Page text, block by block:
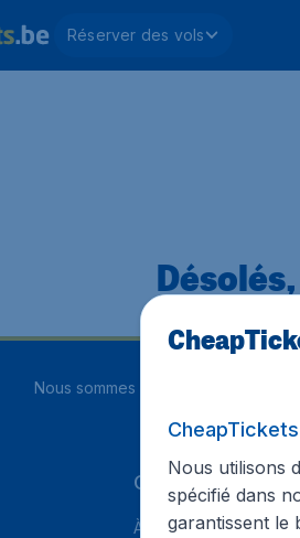
Réserver des vols
Nous sommes notés
CheapTickets.be
À propos
Nous utilisons
spécifié dans
garantissent le